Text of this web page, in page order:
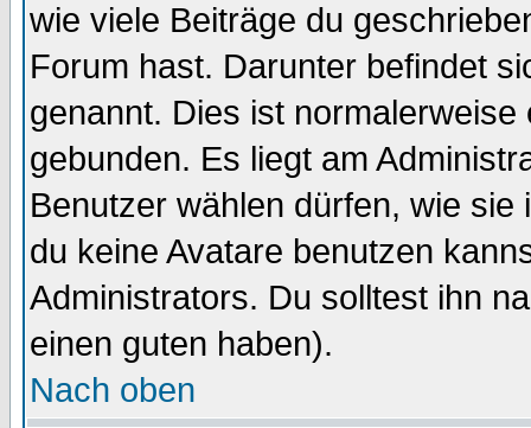
wie viele Beiträge du
Forum hast. Darunter befindet
genannt. Dies ist
gebunden. Es liegt am
Benutzer wählen dürfen, wie
du keine Avatare benutzen
Administrators. Du solltest ihn
einen guten haben).
Nach oben